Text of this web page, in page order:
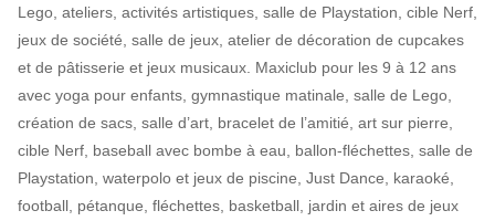
Lego, ateliers, activités artistiques, salle de Playstation, cible Nerf,
jeux de société, salle de jeux, atelier de décoration de cupcakes
et de pâtisserie et jeux musicaux. Maxiclub pour les 9 à 12 ans
avec yoga pour enfants, gymnastique matinale, salle de Lego,
création de sacs, salle d’art, bracelet de l’amitié, art sur pierre,
cible Nerf, baseball avec bombe à eau, ballon-fléchettes, salle de
Playstation, waterpolo et jeux de piscine, Just Dance, karaoké,
football, pétanque, fléchettes, basketball, jardin et aires de jeux